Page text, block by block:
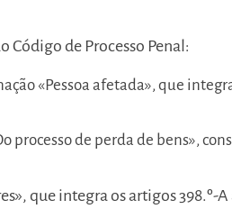
Código de Processo Penal:
«Pessoa afetada», que
processo de perda de bens»,
que integra os artigos 398.º-A